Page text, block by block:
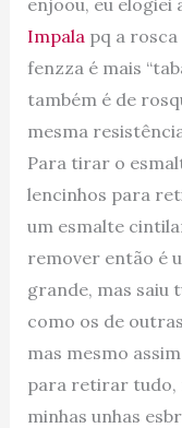
Impala pq a
fenzza é mais
também é de
mesma
Para tirar o
lencinhos para
um esmalte
remover então é
grande, mas saiu
como os de
mas mesmo
para retirar tudo,
minhas unhas